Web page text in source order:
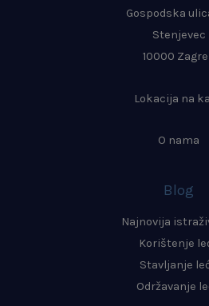
Gospodska
Stenjevec
10000
Lokacija na
O nama
Blog
Najnovija
Korištenje
Stavljanje
Održavanje